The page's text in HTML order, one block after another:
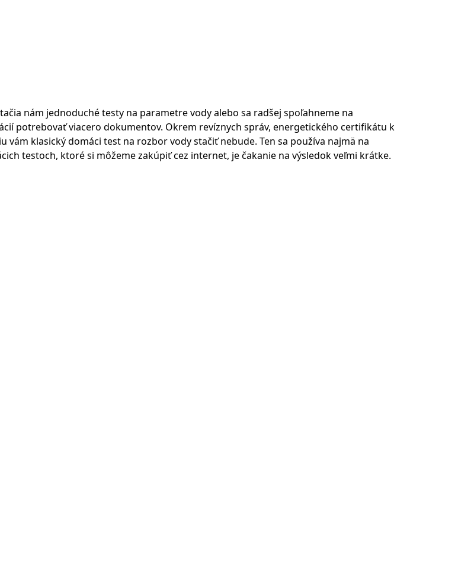
nám jednoduché testy na parametre vody alebo sa radšej spoľahneme na
potrebovať viacero dokumentov. Okrem revíznych správ, energetického certifikátu k
klasický domáci test na rozbor vody stačiť nebude. Ten sa používa najmä na
testoch, ktoré si môžeme zakúpiť cez internet, je čakanie na výsledok veľmi krátke.